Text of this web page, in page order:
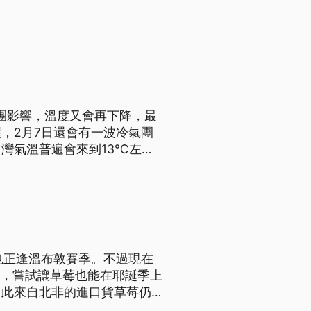
影響，溫度又會再下降，最
2月7日還會有一波冷氣團
灣氣溫普遍會來到13℃左
逢溫布敦賽季。不過現在
嘗試讓草莓也能在耶誕季上
來自北非的進口貨草莓仍舊